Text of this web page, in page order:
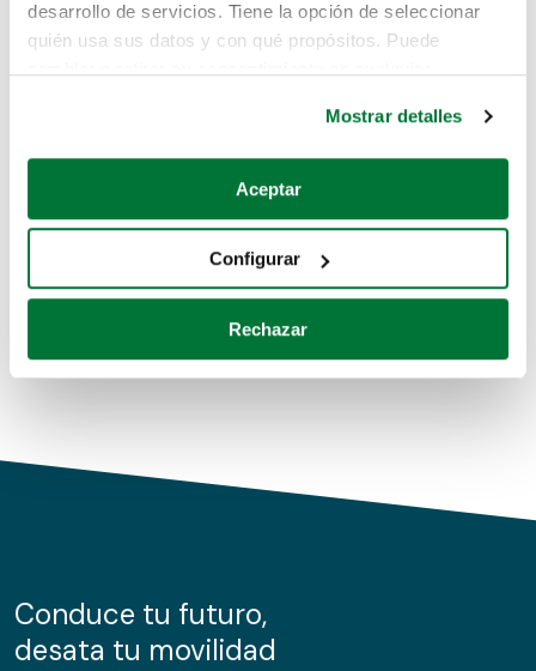
desarrollo de servicios. Tiene la opción de seleccionar
quién usa sus datos y con qué propósitos. Puede
Si lo permite, también quisiéramos:
Recopilar información sobre su ubicación geográfica
Identificar su dispositivo analizándolo activamente
para buscar características específicas (huellas
Obtenga más información sobre cómo se procesan sus
de cookies.
información sobre el uso que haga del sitio web con
nuestros partners de redes sociales, publicidad y análisis
Mostrar detalles
Aceptar
Configurar
Rechazar
Pero puedes encontrar el coche que estás
buscando en alguno de estos enlaces:
Coches de segunda mano
Coches de km0
Conduce tu futuro,
desata tu movilidad